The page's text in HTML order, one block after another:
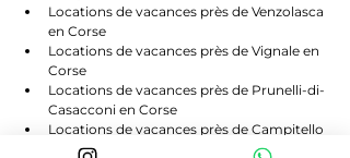
Locations de vacances près de Venzolasca
en Corse
Locations de vacances près de Vignale en
Corse
Locations de vacances près de Prunelli-di-
Casacconi en Corse
Locations de vacances près de Campitello
en Corse